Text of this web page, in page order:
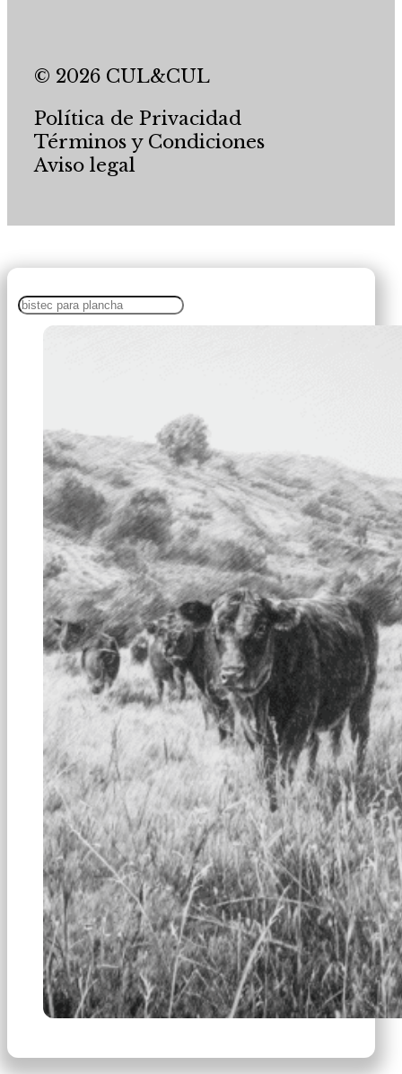
© 2026 CUL&CUL
Política de Privacidad
Términos y Condiciones
Aviso legal